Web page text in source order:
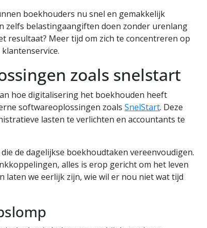
boekhouders nu snel en gemakkelijk
zelfs belastingaangiften doen zonder urenlang
resultaat? Meer tijd om zich te concentreren op
zoals snelstart
hoe digitalisering het boekhouden heeft
softwareoplossingen zoals SnelStart. Deze
lasten te verlichten en accountants te
de dagelijkse boekhoudtaken vereenvoudigen.
alles is erop gericht om het leven
laten we eerlijk zijn, wie wil er nou niet wat tijd